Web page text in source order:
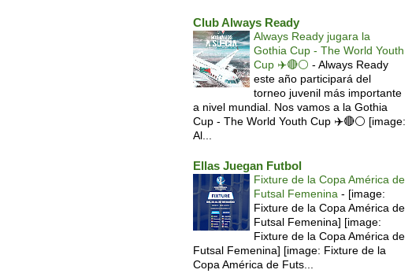
Club Always Ready
Always Ready jugara la
Gothia Cup - The World Youth
Cup ✈️🔴⚪️ - Always Ready
este año participará del
torneo juvenil más importante
a nivel mundial. Nos vamos a la Gothia
Cup - The World Youth Cup ✈️🔴⚪️ [image:
Al...
Ellas Juegan Futbol
Fixture de la Copa América de
Futsal Femenina - [image:
Fixture de la Copa América de
Futsal Femenina] [image:
Fixture de la Copa América de
Futsal Femenina] [image: Fixture de la
Copa América de Futs...